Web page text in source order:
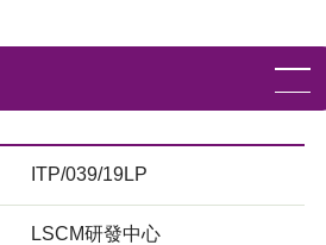
ITP/039/19LP
LSCM研發中心